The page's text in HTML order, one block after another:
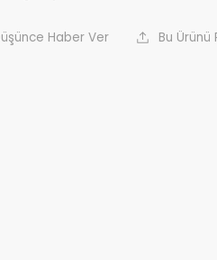
Haber Ver Bu Ürünü